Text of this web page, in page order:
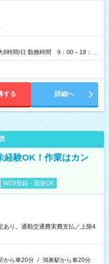
8時間/日 勤務時間 9：00～18：
含む週3日～OK、シフト制 ※もちろ
する 詳細へ
経験OK！作業はカン
WEB登録・面接OK
あり。通勤交通費実費支払／上限4
から車20分 / 鴻巣駅から車20分